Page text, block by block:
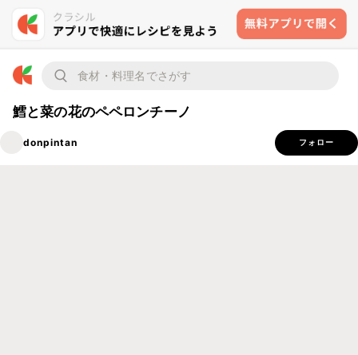
鱈と菜の花のペペロンチーノ
donpintan フォロー